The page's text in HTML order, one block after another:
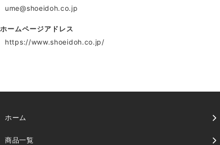
ume@shoeidoh.co.jp
ホームページアドレス
https://www.shoeidoh.co.jp/
ホーム
商品一覧